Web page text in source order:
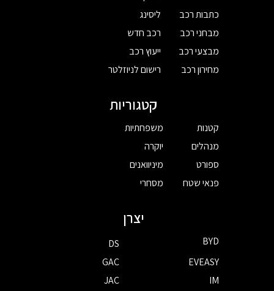
כתבות רכב
מבחני רכב
מבצעי רכב
מחירון רכב
ליסינג
רכב חדש
ייעוץ רכב
רישום לניוזלטר
קטגוריות
קטנות
מנהלים
ספורט
פנאי שטח
משפחתיות
יוקרה
מיניוואנים
מסחרי
יצרן
BYD
DS
EVEASY
GAC
IM
JAC